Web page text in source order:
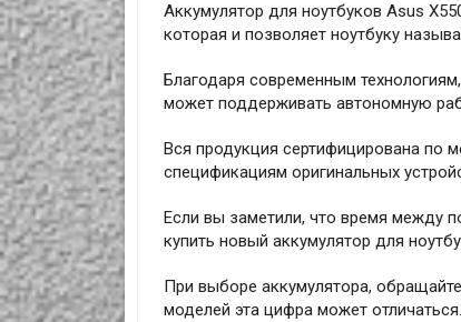
Аккумулятор для ноутбуков Asus
которая и позволяет ноутбуку
Благодаря современным
может поддерживать автономную
Вся продукция сертифицирована по
спецификациям оригинальных
Если вы заметили, что время между
купить новый аккумулятор для
При выборе аккумулятора,
моделей эта цифра может отличаться.